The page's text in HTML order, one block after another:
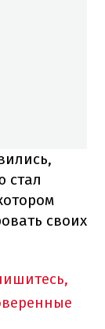
стал
своих